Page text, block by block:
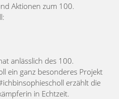
Aktionen zum 100.
anlässlich des 100.
ein ganz besonderes Projekt
erzählt die
in Echtzeit.